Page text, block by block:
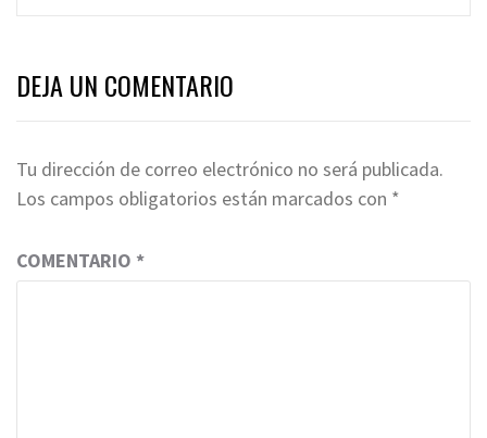
DEJA UN COMENTARIO
Tu dirección de correo electrónico no será publicada.
Los campos obligatorios están marcados con *
COMENTARIO *